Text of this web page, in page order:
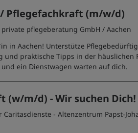
Pflegefachkraft (m/w/d)
private pflegeberatung GmbH / Aachen
in Aachen! Unterstütze
und praktische Tipps in der häuslichen
ein Dienstwagen warten auf dich.
(w/m/d) - Wir suchen Dich!
Caritasdienste - Altenzentrum Papst-